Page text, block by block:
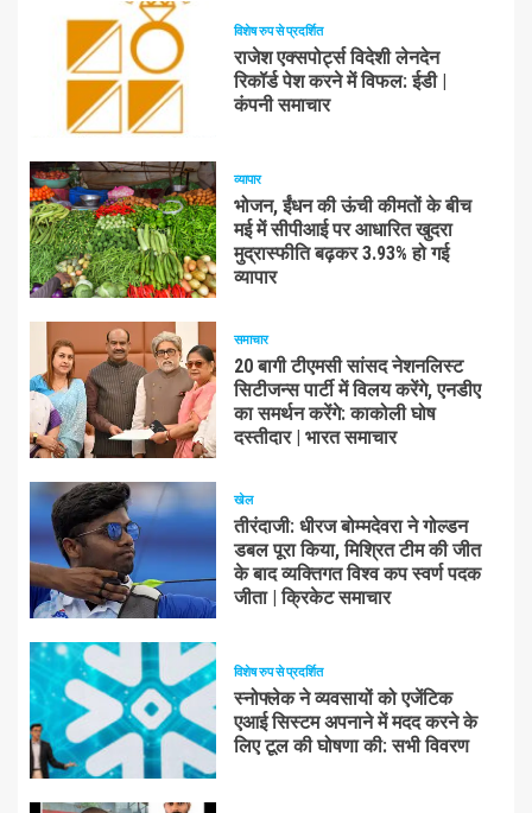
विशेष रुप से प्रदर्शित
राजेश एक्सपोर्ट्स विदेशी लेनदेन
रिकॉर्ड पेश करने में विफल: ईडी |
कंपनी समाचार
व्यापार
भोजन, ईंधन की ऊंची कीमतों के बीच
मई में सीपीआई पर आधारित खुदरा
मुद्रास्फीति बढ़कर 3.93% हो गई
व्यापार
समाचार
20 बागी टीएमसी सांसद नेशनलिस्ट
सिटीजन्स पार्टी में विलय करेंगे, एनडीए
का समर्थन करेंगे: काकोली घोष
दस्तीदार | भारत समाचार
खेल
तीरंदाजी: धीरज बोम्मदेवरा ने गोल्डन
डबल पूरा किया, मिश्रित टीम की जीत
के बाद व्यक्तिगत विश्व कप स्वर्ण पदक
जीता | क्रिकेट समाचार
विशेष रुप से प्रदर्शित
स्नोफ्लेक ने व्यवसायों को एजेंटिक
एआई सिस्टम अपनाने में मदद करने के
लिए टूल की घोषणा की: सभी विवरण